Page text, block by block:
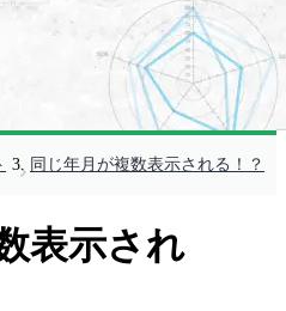
同じ年月が複数表示される！？
表示され